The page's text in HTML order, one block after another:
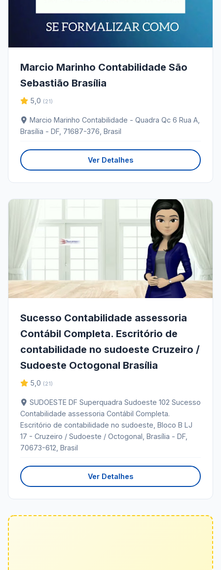
Marcio Marinho Contabilidade São
Sebastião Brasília
5,0 (21)
Marcio Marinho Contabilidade - Quadra Qc 6 Rua A,
Brasília - DF, 71687-376, Brasil
Ver Detalhes
Sucesso Contabilidade assessoria
Contábil Completa. Escritório de
contabilidade no sudoeste Cruzeiro /
Sudoeste Octogonal Brasília
5,0 (21)
SUDOESTE DF Superquadra Sudoeste 102 Sucesso
Contabilidade assessoria Contábil Completa.
Escritório de contabilidade no sudoeste, Bloco B LJ
17 - Cruzeiro / Sudoeste / Octogonal, Brasília - DF,
70673-612, Brasil
Ver Detalhes